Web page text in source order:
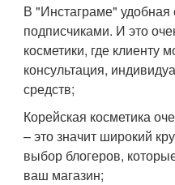
В "Инстаграме"
подписчиками. И это
косметики, где клиенту
консультация,
средств;
Корейская косметика
– это значит широкий
выбор блогеров,
ваш магазин;